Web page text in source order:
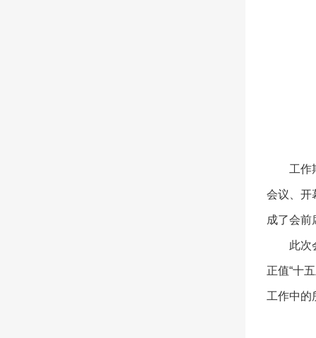
工作
会议、开
成了会前
此次
正值“十
工作中的